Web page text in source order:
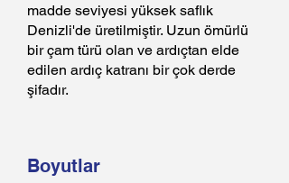
madde seviyesi yüksek saflık
Denizli'de üretilmiştir. Uzun ömürlü
bir çam türü olan ve ardıçtan elde
edilen ardıç katranı bir çok derde
şifadır.
Boyutlar